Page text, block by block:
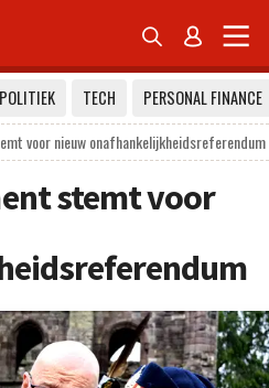
 
POLITIEK TECH
PERSONAL FINANCE
voor nieuw onafhankelijkheidsreferendum
stemt voor